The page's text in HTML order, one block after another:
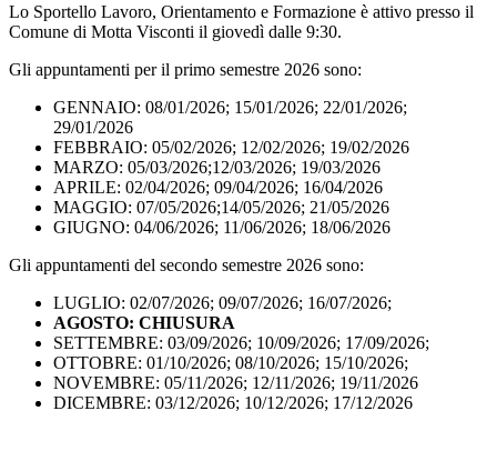
Lo Sportello Lavoro, Orientamento e Formazione è attivo presso il
Comune di Motta Visconti il giovedì dalle 9:30.
Gli appuntamenti per il primo semestre 2026 sono:
GENNAIO: 08/01/2026; 15/01/2026; 22/01/2026;
29/01/2026
FEBBRAIO: 05/02/2026; 12/02/2026; 19/02/2026
MARZO: 05/03/2026;12/03/2026; 19/03/2026
APRILE: 02/04/2026; 09/04/2026; 16/04/2026
MAGGIO: 07/05/2026;14/05/2026; 21/05/2026
GIUGNO: 04/06/2026; 11/06/2026; 18/06/2026
Gli appuntamenti del secondo semestre 2026 sono:
LUGLIO: 02/07/2026; 09/07/2026; 16/07/2026;
AGOSTO: CHIUSURA
SETTEMBRE: 03/09/2026; 10/09/2026; 17/09/2026;
OTTOBRE: 01/10/2026; 08/10/2026; 15/10/2026;
NOVEMBRE: 05/11/2026; 12/11/2026; 19/11/2026
DICEMBRE: 03/12/2026; 10/12/2026; 17/12/2026